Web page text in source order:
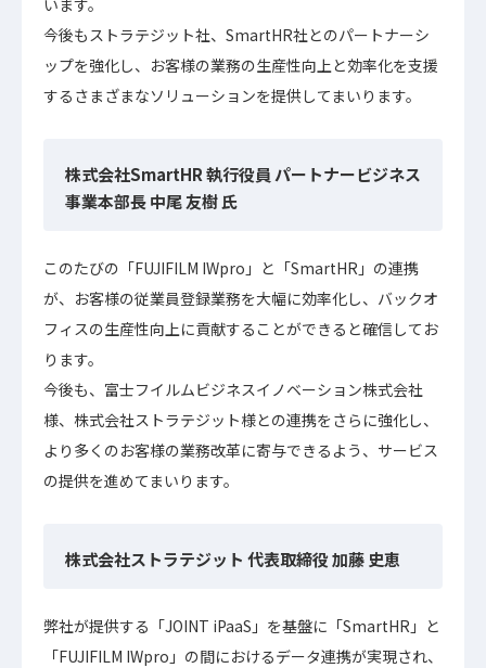
今後もストラテジット社、SmartHR社とのパートナーシ
ップを強化し、お客様の業務の生産性向上と効率化を支援
するさまざまなソリューションを提供してまいります。
株式会社SmartHR 執行役員 パートナービジネス
事業本部長 中尾 友樹 氏
このたびの「FUJIFILM IWpro」と「SmartHR」の連携
が、お客様の従業員登録業務を大幅に効率化し、バックオ
フィスの生産性向上に貢献することができると確信してお
ります。
今後も、富士フイルムビジネスイノベーション株式会社
様、株式会社ストラテジット様との連携をさらに強化し、
より多くのお客様の業務改革に寄与できるよう、サービス
の提供を進めてまいります。
株式会社ストラテジット 代表取締役 加藤 史恵
弊社が提供する「JOINT iPaaS」を基盤に「SmartHR」と
「FUJIFILM IWpro」の間におけるデータ連携が実現され、